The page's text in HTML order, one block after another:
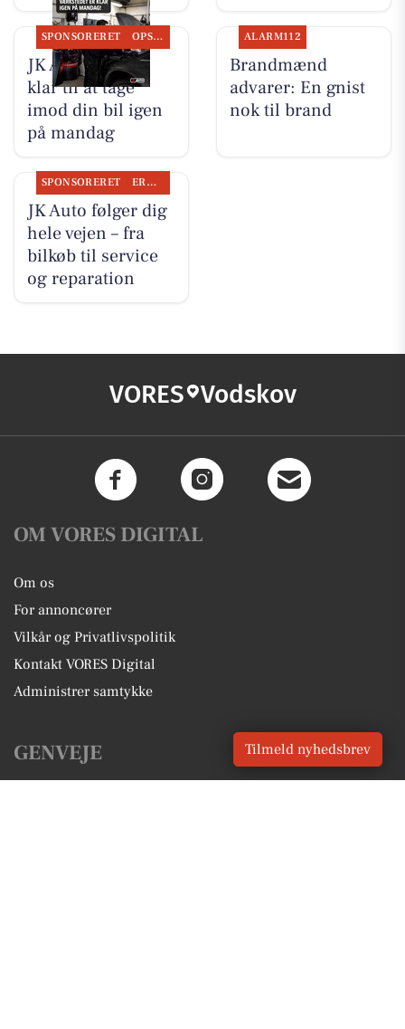
SPONSORERET OPSLAGSTAVLEN
JK Auto ApS er
klar til at tage
imod din bil igen
på mandag
ALARM112
Brandmænd
advarer: En gnist
nok til brand
SPONSORERET ERHVERV
JK Auto følger dig
hele vejen – fra
bilkøb til service
og reparation
VORES Vodskov
OM VORES DIGITAL
Om os
For annoncører
Vilkår og Privatlivspolitik
Kontakt VORES Digital
Administrer samtykke
GENVEJE Tilmeld nyhedsbrev